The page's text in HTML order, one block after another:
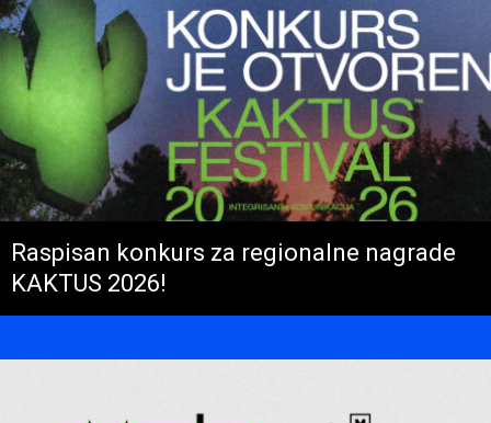
Raspisan konkurs za regionalne nagrade
KAKTUS 2026!